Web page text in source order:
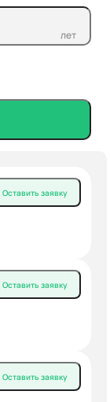
лет
Оставить заявку
Оставить заявку
Оставить заявку